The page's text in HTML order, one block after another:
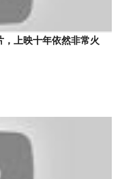
，上映十年依然非常火